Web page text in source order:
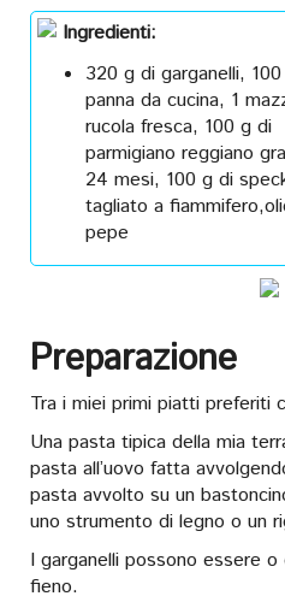
Ingredienti:
320 g di garganelli,
panna da cucina, 1
rucola fresca, 100 g di
parmigiano reggiano
24 mesi, 100 g di
tagliato a
pepe
Preparazione
Tra i miei primi piatti preferiti
Una pasta tipica della mia
pasta all’uovo fatta
pasta avvolto su un
uno strumento di legno o un
I garganelli possono essere
fieno.